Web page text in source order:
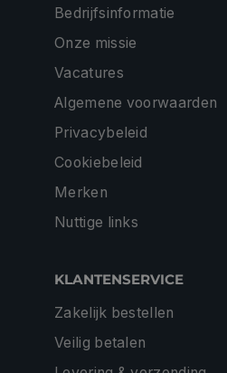
Bedrijfsinformatie
Onze missie
Vacatures
Algemene voorwaarden
Privacybeleid
Cookiebeleid
Merken
Nuttige links
KLANTENSERVICE
Zakelijk bestellen
Veilig betalen